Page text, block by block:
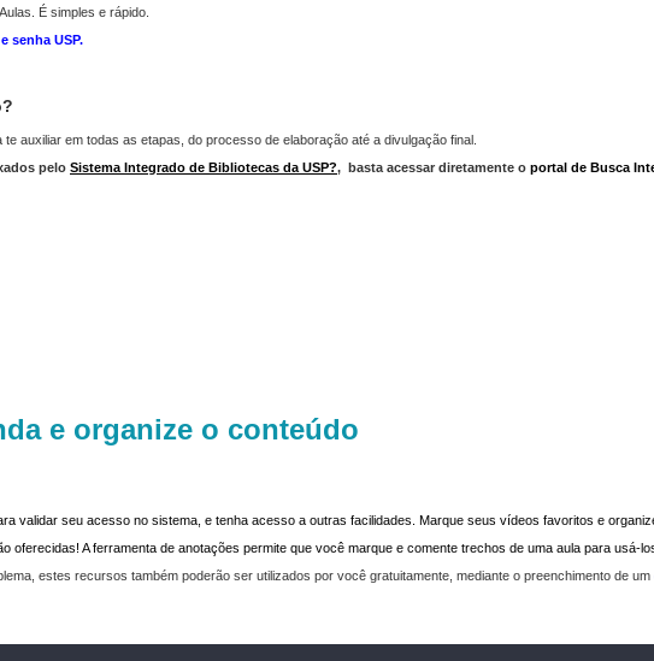
É simples e rápido.
senha USP.
auxiliar em todas as etapas, do processo de elaboração até a divulgação final.
pelo Sistema Integrado de Bibliotecas da USP?, basta acessar diretamente o portal de Busca
e organize o conteúdo
validar seu acesso no sistema, e tenha acesso a outras facilidades. Marque seus vídeos favoritos e
oferecidas! A ferramenta de anotações permite que você marque e comente trechos de uma aula para usá-
estes recursos também poderão ser utilizados por você gratuitamente, mediante o preenchimento de um